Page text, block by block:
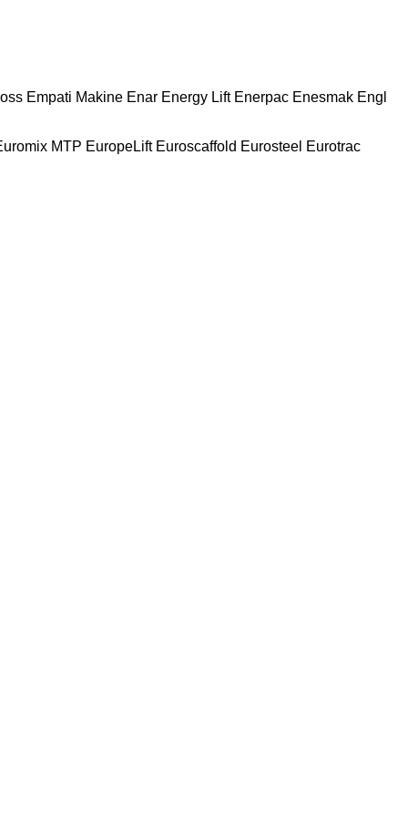
Empati Makine Enar Energy Lift Enerpac Enesmak Engl
MTP EuropeLift Euroscaffold Eurosteel Eurotrac